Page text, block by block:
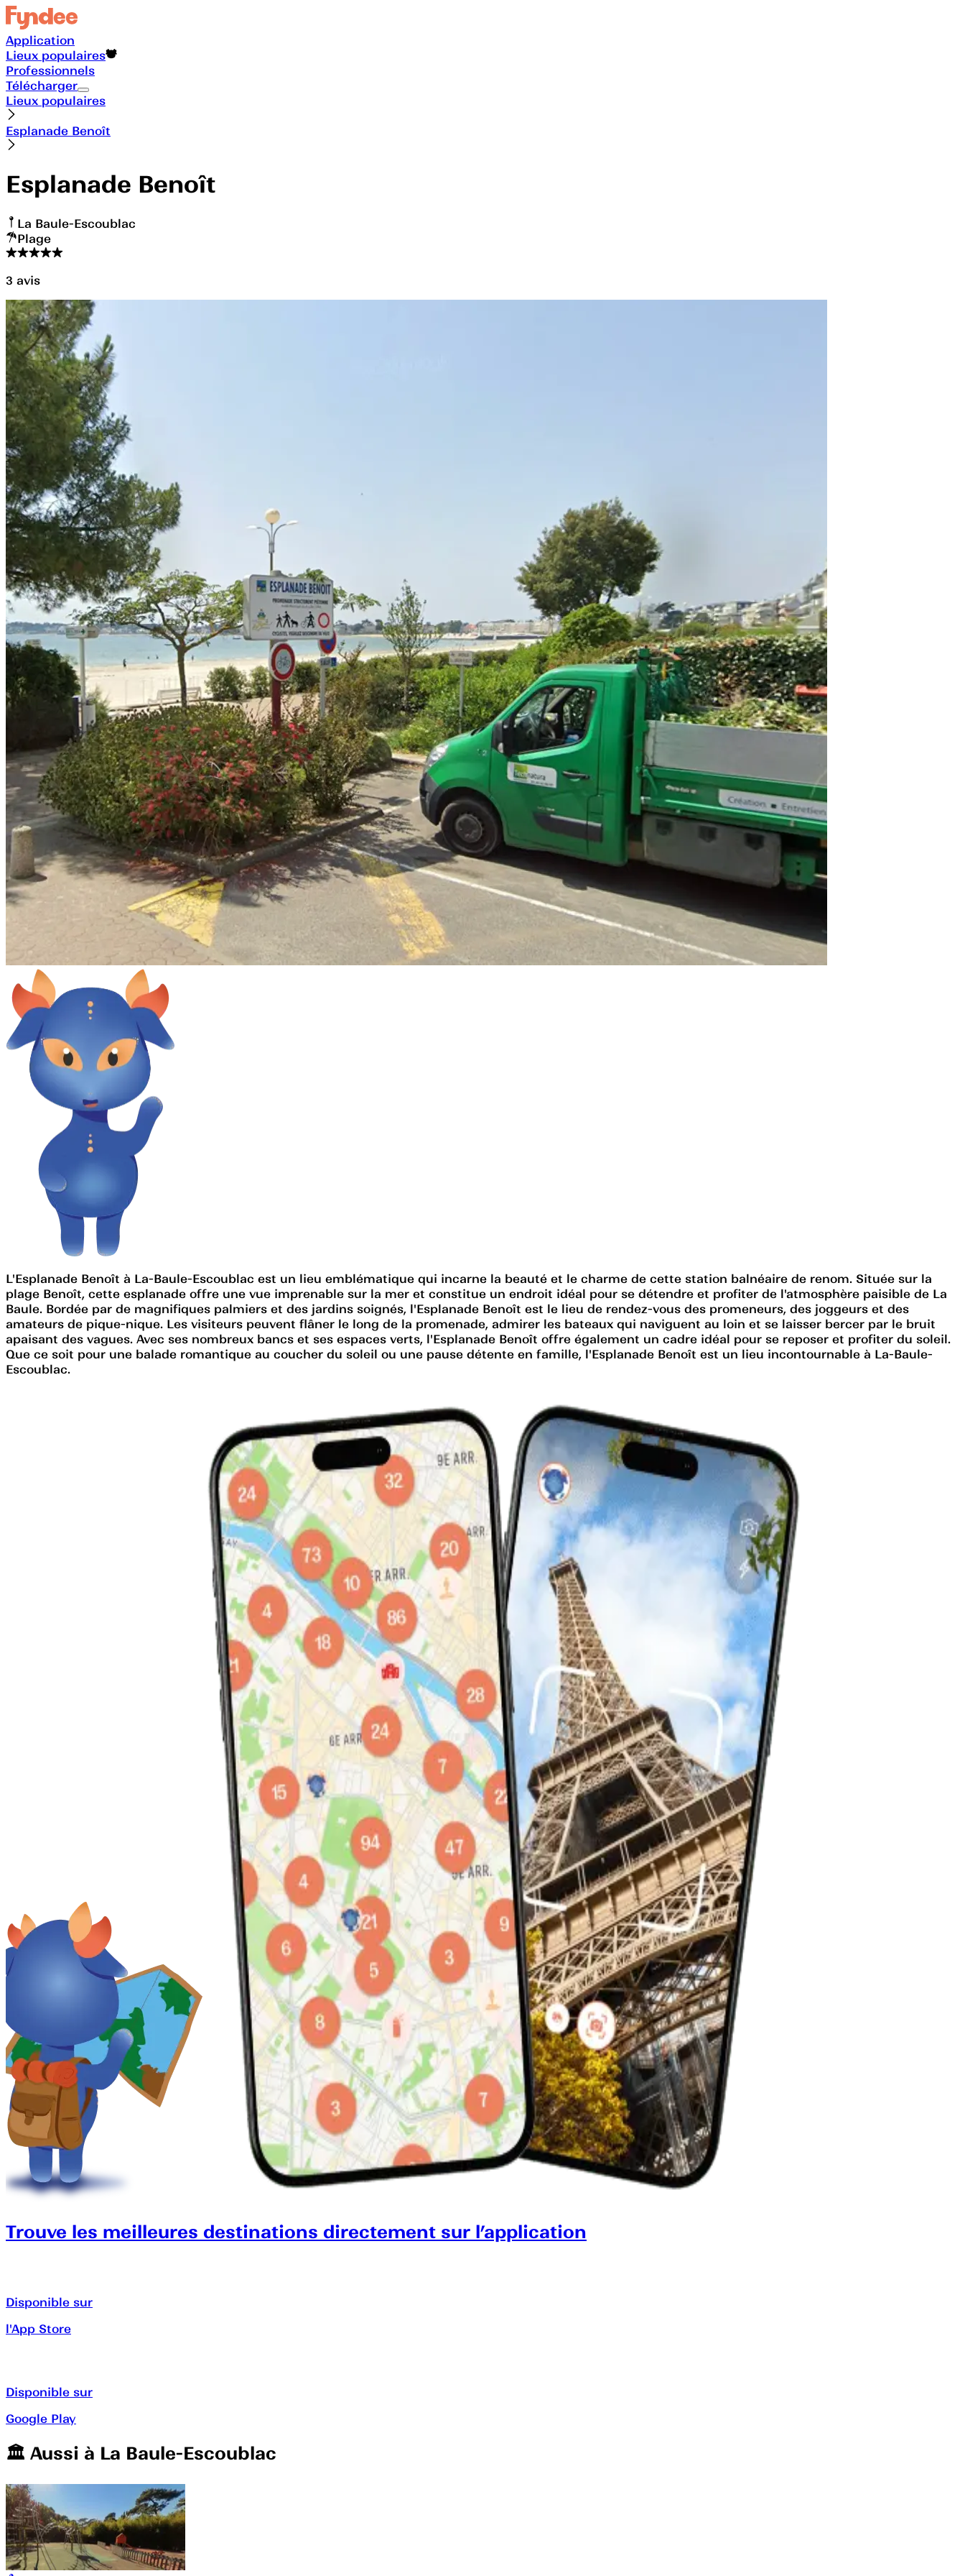
Application
Lieux populaires
Professionnels
Télécharger
Lieux populaires
Esplanade Benoît
Esplanade Benoît
La Baule-Escoublac
Plage
3 avis
L'Esplanade Benoît à La-Baule-Escoublac est un lieu emblématique qui incarne la beauté et le charme de cette station balnéaire de renom. Située sur la
plage Benoît, cette esplanade offre une vue imprenable sur la mer et constitue un endroit idéal pour se détendre et profiter de l'atmosphère paisible de La
Baule. Bordée par de magnifiques palmiers et des jardins soignés, l'Esplanade Benoît est le lieu de rendez-vous des promeneurs, des joggeurs et des
amateurs de pique-nique. Les visiteurs peuvent flâner le long de la promenade, admirer les bateaux qui naviguent au loin et se laisser bercer par le bruit
apaisant des vagues. Avec ses nombreux bancs et ses espaces verts, l'Esplanade Benoît offre également un cadre idéal pour se reposer et profiter du soleil.
Que ce soit pour une balade romantique au coucher du soleil ou une pause détente en famille, l'Esplanade Benoît est un lieu incontournable à La-Baule-
Escoublac.
Trouve les meilleures destinations directement sur l’application
Disponible sur
l'App Store
Disponible sur
Google Play
🏛️️ Aussi à La Baule-Escoublac